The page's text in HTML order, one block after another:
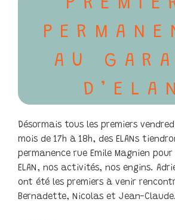
AU
D’ELAN
Désormais tous les premiers
mois de 17h à 18h, des ELANs
permanence rue Emile Magnien
ELAN, nos activités, nos engins.
ont été les premiers à venir
Bernadette, Nicolas et Jean-Claude.